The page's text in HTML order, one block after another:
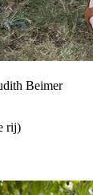
Beimer
rij)